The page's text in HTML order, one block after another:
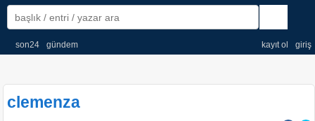
son24 gündem giriş
kayıt ol
clemenza